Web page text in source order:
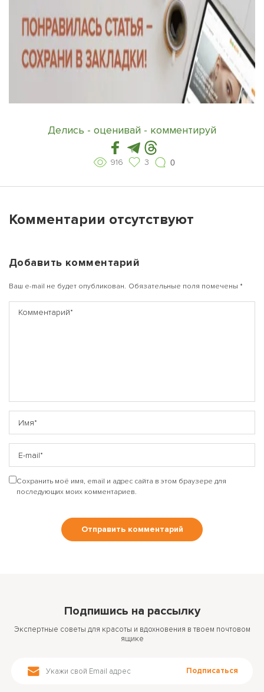
Делись - оценивай - комментируй
916 3 0
Комментарии отсутствуют
Добавить комментарий
Ваш e-mail не будет опубликован. Обязательные поля помечены *
Сохранить моё имя, email и адрес сайта в этом браузере для
последующих моих комментариев.
Подпишись на рассылку
Подписаться
Экспертные советы для красоты и вдохновения в твоем почтовом
ящике